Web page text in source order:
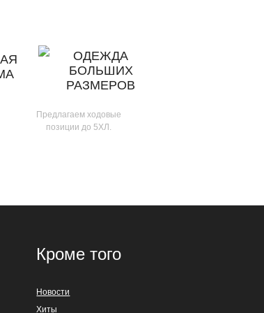
ОДЕЖДА
БОЛЬШИХ
РАЗМЕРОВ
Предлагаем ходовые
позиции до 5ХЛ.
Кроме того
Новости
Хиты